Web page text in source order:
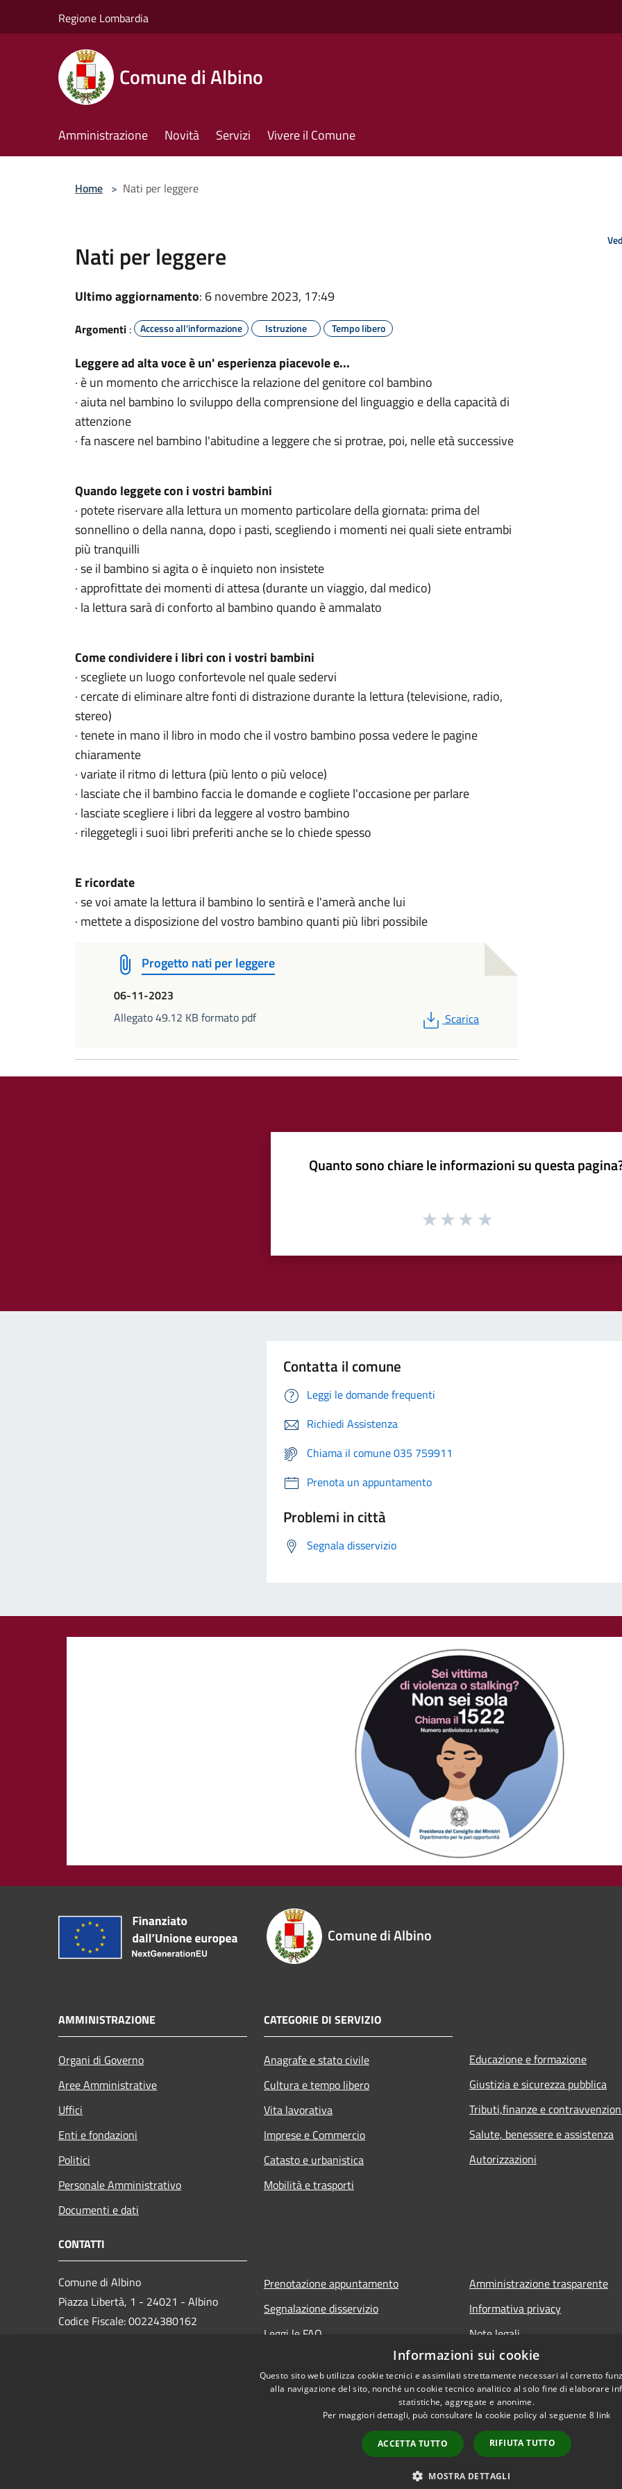
Regione Lombardia
Comune di Albino
Amministrazione Novità Servizi Vivere il Comune
Home > Nati per leggere
Nati per leggere
Ultimo aggiornamento: 6 novembre 2023, 17:49
Argomenti : Accesso all'informazione Istruzione Tempo libero
Leggere ad alta voce è un' esperienza piacevole e...
· è un momento che arricchisce la relazione del genitore col bambino
· aiuta nel bambino lo sviluppo della comprensione del linguaggio e della capacità di
attenzione
· fa nascere nel bambino l'abitudine a leggere che si protrae, poi, nelle età successive
Quando leggete con i vostri bambini
· potete riservare alla lettura un momento particolare della giornata: prima del
sonnellino o della nanna, dopo i pasti, scegliendo i momenti nei quali siete entrambi
più tranquilli
· se il bambino si agita o è inquieto non insistete
· approfittate dei momenti di attesa (durante un viaggio, dal medico)
· la lettura sarà di conforto al bambino quando è ammalato
Come condividere i libri con i vostri bambini
· scegliete un luogo confortevole nel quale sedervi
· cercate di eliminare altre fonti di distrazione durante la lettura (televisione, radio,
stereo)
· tenete in mano il libro in modo che il vostro bambino possa vedere le pagine
chiaramente
· variate il ritmo di lettura (più lento o più veloce)
· lasciate che il bambino faccia le domande e cogliete l'occasione per parlare
· lasciate scegliere i libri da leggere al vostro bambino
· rileggetegli i suoi libri preferiti anche se lo chiede spesso
E ricordate
· se voi amate la lettura il bambino lo sentirà e l'amerà anche lui
· mettete a disposizione del vostro bambino quanti più libri possibile
Progetto nati per leggere
06-11-2023
Allegato 49.12 KB formato pdf
PDF
Scarica
Quanto sono chiare le informazioni su questa
Contatta il comune
Leggi le domande frequenti
Richiedi Assistenza
Chiama il comune 035 759911
Prenota un appuntamento
Problemi in città
Segnala disservizio
Comune di Albino
AMMINISTRAZIONE
Organi di Governo
Aree Amministrative
Uffici
Enti e fondazioni
Politici
Personale Amministrativo
Documenti e dati
CATEGORIE DI SERVIZIO
Anagrafe e stato civile
Cultura e tempo libero
Vita lavorativa
Imprese e Commercio
Catasto e urbanistica
Mobilità e trasporti
Educazione e formazione
Giustizia e sicurezza pubblica
Tributi,finanze e
Salute, benessere e assistenza
Autorizzazioni
CONTATTI
Comune di Albino
Piazza Libertà, 1 - 24021 - Albino
Codice Fiscale: 00224380162
Prenotazione appuntamento
Segnalazione disservizio
Leggi le FAQ
Amministrazione trasparente
Informativa privacy
Note legali
Dichiarazione di accessibilità
Copyright © 2026 •
Informazioni sui cookie
Questo sito web utilizza cookie tecnici e assimilati strettamente necessari al corretto
alla navigazione del sito, nonché un cookie tecnico analitico al solo fine di elaborare
statistiche, aggregate e anonime.
Per maggiori dettagli, può consultare la cookie policy al seguente 8 link
ACCETTA TUTTO RIFIUTA TUTTO
MOSTRA DETTAGLI